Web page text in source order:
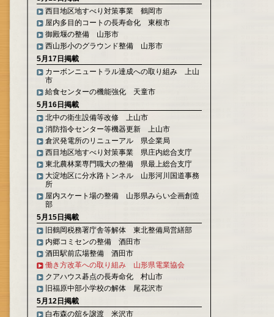
西目地区地すべり対策事業 鶴岡市
屋内多目的コートの長寿命化 東根市
御殿堰の整備 山形市
西山形小のグラウンド整備 山形市
5月17日掲載
カーボンニュートラル達成への取り組み 上山
市
給食センターの機能強化 天童市
5月16日掲載
北中の衛生設備等改修 上山市
消防指令センター等機器更新 上山市
倉沢発電所のリニューアル 県企業局
西目地区地すべり対策事業 県庄内総合支庁
東北農林業専門職大の整備 県最上総合支庁
大淀地区に分水路トンネル 山形河川国道事務
所
屋内スケート場の整備 山形県みらい企画創造
部
5月15日掲載
旧鶴岡税務署庁舎等解体 東北整備局営繕部
内郷コミセンの整備 酒田市
酒田駅前広場整備 酒田市
働き方改革への取り組み 山形県電業協会
クアハウス碁点の長寿命化 村山市
旧福原中部小学校の解体 尾花沢市
5月12日掲載
白布森の舘を譲渡 米沢市